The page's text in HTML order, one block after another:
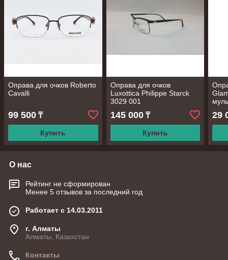
Оправа для очков Roberto
Cavalli
99 500 ₸
Купить
Оправа для очков
Luxottica Philippe Starck
3029 001
145 000₸
Купить
29
О нас
Рейтинг не сформирован
Менее 5 отзывов за последний год
Работает с 14.03.2011
г. Алматы
Алматы, Казахстан
Контакты